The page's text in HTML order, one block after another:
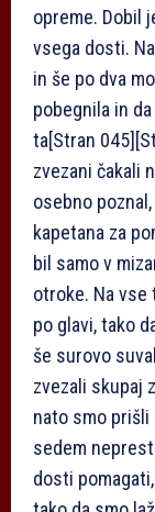
opreme. Dobil
vsega dosti.
in še po dva
pobegnila in
ta[Stran 045]
zvezani čakali
osebno
kapetana za
bil samo v
otroke. Na vse
po glavi, tako
še surovo
zvezali skupaj
nato smo prišli
sedem
dosti